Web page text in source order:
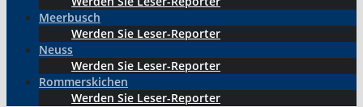
Meerbusch
Werden Sie Leser-Reporter
Neuss
Werden Sie Leser-Reporter
Rommerskichen
Werden Sie Leser-Reporter